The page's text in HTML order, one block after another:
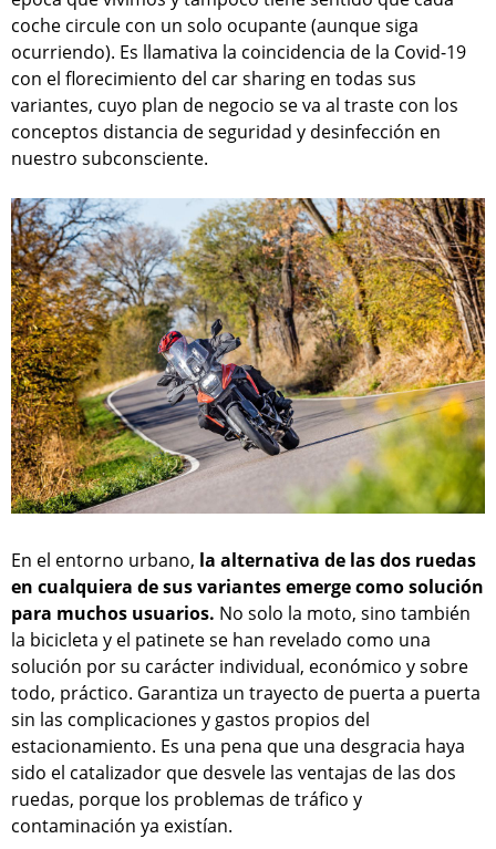
coche circule con un solo ocupante (aunque siga
ocurriendo). Es llamativa la coincidencia de la Covid-19
con el florecimiento del car sharing en todas sus
variantes, cuyo plan de negocio se va al traste con los
conceptos distancia de seguridad y desinfección en
nuestro subconsciente.
En el entorno urbano, la alternativa de las dos ruedas
en cualquiera de sus variantes emerge como solución
para muchos usuarios. No solo la moto, sino también
la bicicleta y el patinete se han revelado como una
solución por su carácter individual, económico y sobre
todo, práctico. Garantiza un trayecto de puerta a puerta
sin las complicaciones y gastos propios del
estacionamiento. Es una pena que una desgracia haya
sido el catalizador que desvele las ventajas de las dos
ruedas, porque los problemas de tráfico y
contaminación ya existían.